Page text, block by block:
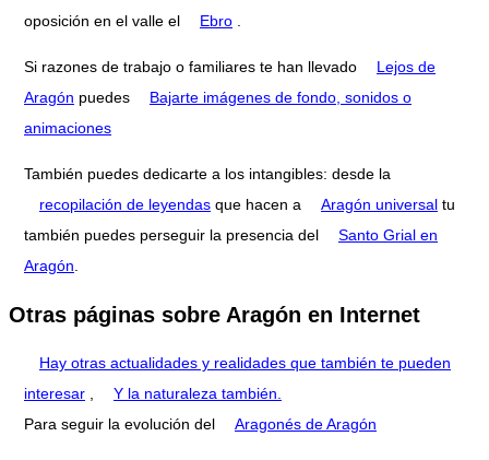
oposición en el valle el
Ebro
Si razones de trabajo o familiares te han llevado
Lejos de
Aragón puedes
Bajarte imágenes de fondo, sonidos o
animaciones
También puedes dedicarte a los intangibles: desde la
recopilación de leyendas que hacen a Aragón universal tu
también puedes perseguir la presencia del
Santo Grial en
Aragón
Otras páginas sobre Aragón en Internet
Hay otras actualidades y realidades que también te pueden
interesar
Y la naturaleza también.
Para seguir la evolución del
Aragonés de Aragón